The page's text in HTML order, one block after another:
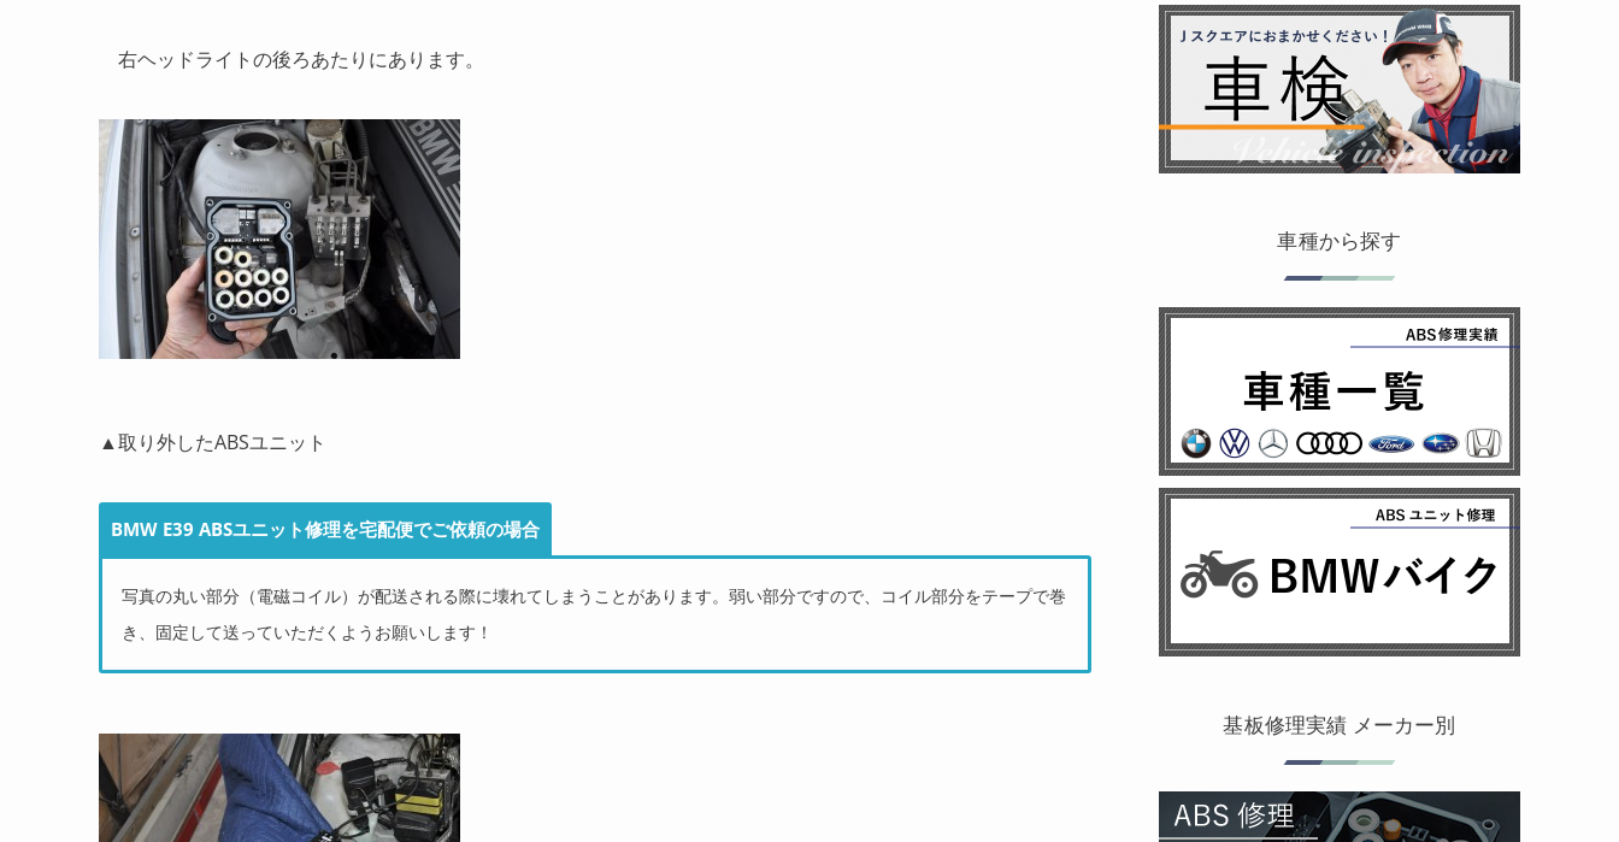
右ヘッドライトの後ろあたりにあります。
▲取り外したABSユニット
BMW E39 ABSユニット修理を宅配便でご依頼の場合
写真の丸い部分（電磁コイル）が配送される際に壊れてしまうことがあります。弱い部分ですので、コイル部分をテープで巻
き、固定して送っていただくようお願いします！
車種から探す
基板修理実績 メーカー別